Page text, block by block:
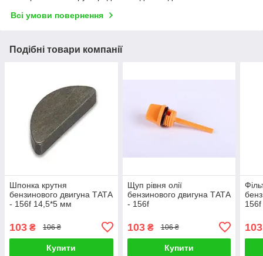
Всі умови повернення
Подібні товари компанії
Шпонка крутня
бензинового двигуна ТАТА
- 156f 14,5*5 мм
103 ₴ 106 ₴
Купити
Щуп рівня олії
бензинового двигуна ТАТА
- 156f
103₴ 106 ₴
Купити
103